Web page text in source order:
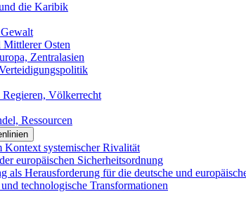
die Karibik
Osten
Zentralasien
Völkerrecht
Ressourcen
Kontext systemischer Rivalität
europäischen Sicherheitsordnung
als Herausforderung für die deutsche und
technologische Transformationen